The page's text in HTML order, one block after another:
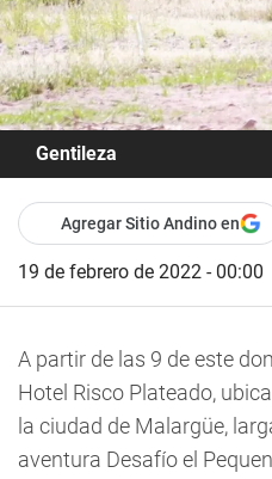
Gentileza
Agregar Sitio Andino en
19 de febrero de 2022 - 00:00
A partir de las 9 de este
Hotel Risco Plateado,
la ciudad de Malargüe,
aventura Desafío el